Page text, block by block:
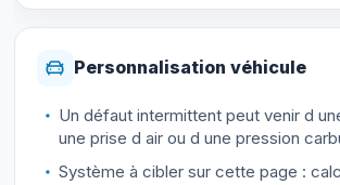
Personnalisation véhicule
Un défaut intermittent peut venir d
une prise d air ou d une pression
Système à cibler sur cette page :